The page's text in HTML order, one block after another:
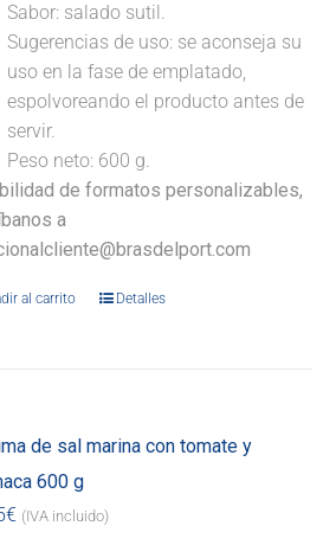
Sabor: salado sutil.
Sugerencias de uso: se aconseja su
uso en la fase de emplatado,
espolvoreando el producto antes de
servir.
Peso neto: 600 g.
de formatos personalizables,
a
al carrito Detalles
de sal marina con tomate y
600 g
€ (IVA incluido)